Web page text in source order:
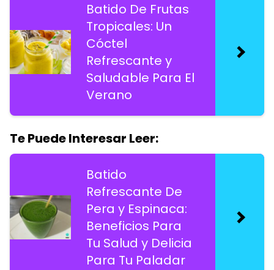
Batido De Frutas
Tropicales: Un
Cóctel
Refrescante y
Saludable Para El
Verano
Te Puede Interesar Leer:
Batido
Refrescante De
Pera y Espinaca:
Beneficios Para
Tu Salud y Delicia
Para Tu Paladar